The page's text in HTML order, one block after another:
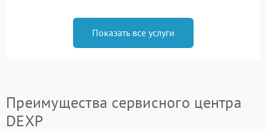
Показать все услуги
Преимущества сервисного центра
DEXP